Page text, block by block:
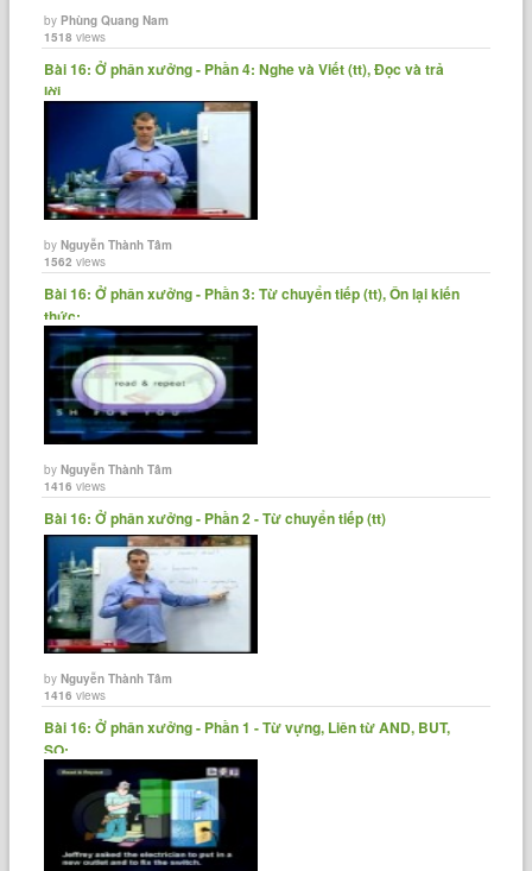
byPhùng Quang Nam
1518 views
Bài 16: Ở phân xưởng - Phần 4: Nghe và Viết (tt), Đọc và trả
lời......
byNguyễn Thành Tâm
1562 views
Bài 16: Ở phân xưởng - Phần 3: Từ chuyển tiếp (tt), Ôn lại kiến
thức;......
byNguyễn Thành Tâm
1416 views
Bài 16: Ở phân xưởng - Phần 2 - Từ chuyển tiếp (tt)
byNguyễn Thành Tâm
1416 views
Bài 16: Ở phân xưởng - Phần 1 - Từ vựng, Liên từ AND, BUT,
SO;......